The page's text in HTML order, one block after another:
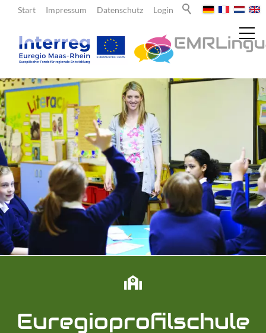
Login
Datenschutz
Impressum
Start
Aktuelles
Über uns
Lehrende
Angebote für Lehrende
Fördermittel
Lernorte und Schulnetzwerk
Euregioprofilschule
Formulare
Euregioprofilschule